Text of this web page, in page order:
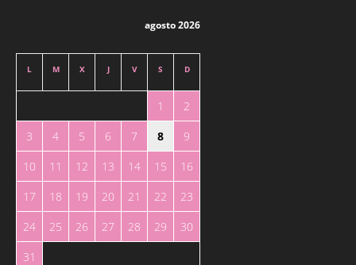
agosto 2026
L M X J V S D
1
2
3
4 5 6 7 8
9
10
11 12 13 14 15
16
17
18 19 20 21 22
23
24
25 26 27 28 29
30
31